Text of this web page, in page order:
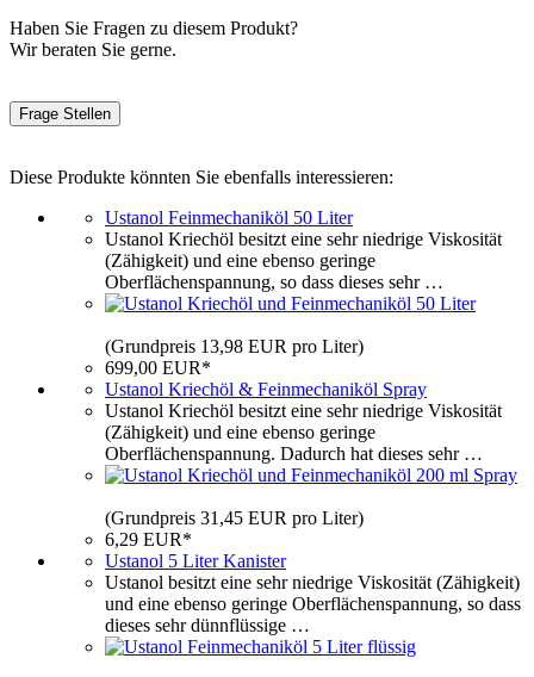
Haben Sie Fragen zu diesem Produkt?
Wir beraten Sie gerne.
Frage Stellen
Diese Produkte könnten Sie ebenfalls interessieren:
Ustanol Feinmechaniköl 50 Liter
Ustanol Kriechöl besitzt eine sehr niedrige Viskosität
(Zähigkeit) und eine ebenso geringe
Oberflächenspannung, so dass dieses sehr …
(Grundpreis 13,98 EUR pro Liter)
699,00 EUR*
Ustanol Kriechöl & Feinmechaniköl Spray
Ustanol Kriechöl besitzt eine sehr niedrige Viskosität
(Zähigkeit) und eine ebenso geringe
Oberflächenspannung. Dadurch hat dieses sehr …
(Grundpreis 31,45 EUR pro Liter)
6,29 EUR*
Ustanol 5 Liter Kanister
Ustanol besitzt eine sehr niedrige Viskosität (Zähigkeit)
und eine ebenso geringe Oberflächenspannung, so dass
dieses sehr dünnflüssige …